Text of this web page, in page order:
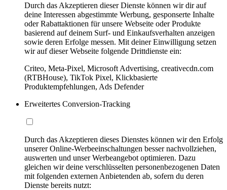
Durch das Akzeptieren dieser Dienste können wir dir auf
deine Interessen abgestimmte Werbung, gesponserte Inhalte
oder Rabattaktionen für unsere Webseite oder Produkte
basierend auf deinem Surf- und Einkaufsverhalten anzeigen
sowie deren Erfolge messen. Mit deiner Einwilligung setzen
wir auf dieser Webseite folgende Drittdienste ein:
Criteo, Meta-Pixel, Microsoft Advertising, creativecdn.com
(RTBHouse), TikTok Pixel, Klickbasierte
Produktempfehlungen, Ads Defender
Erweitertes Conversion-Tracking
Durch das Akzeptieren dieses Dienstes können wir den Erfolg
unserer Online-Werbeeinschaltungen besser nachvollziehen,
auswerten und unser Werbeangebot optimieren. Dazu
gleichen wir deine verschlüsselten personenbezogenen Daten
mit folgenden externen Anbietenden ab, sofern du deren
Dienste bereits nutzt: